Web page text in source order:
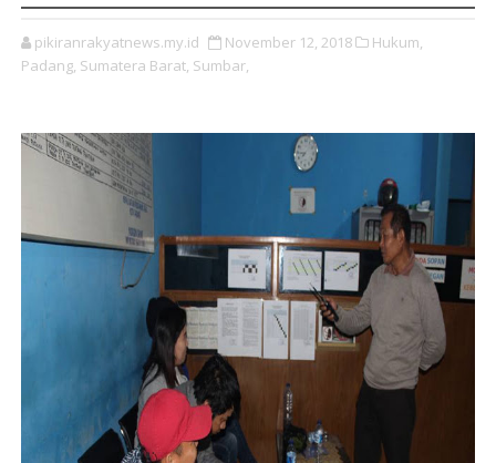
pikiranrakyatnews.my.id November 12, 2018
Hukum,
Padang, Sumatera Barat, Sumbar,